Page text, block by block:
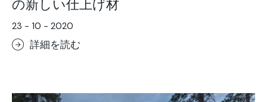
の新しい仕上げ材
23 - 10 - 2020
詳細を読む